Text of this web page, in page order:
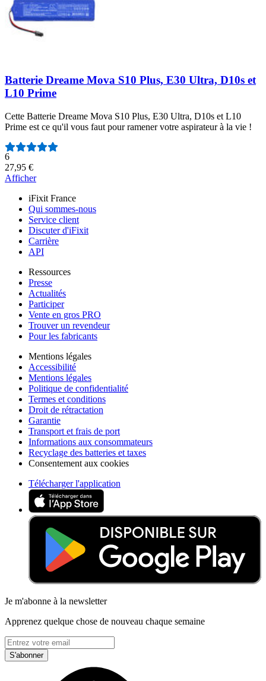
Batterie Dreame Mova S10 Plus, E30 Ultra, D10s et
L10 Prime
Cette Batterie Dreame Mova S10 Plus, E30 Ultra, D10s et L10
Prime est ce qu'il vous faut pour ramener votre aspirateur à la vie !
Nombre d'avis :
6
27,95 €
Afficher
iFixit France
Qui sommes-nous
Service client
Discuter d'iFixit
Carrière
API
Ressources
Presse
Actualités
Participer
Vente en gros PRO
Trouver un revendeur
Pour les fabricants
Mentions légales
Accessibilité
Mentions légales
Politique de confidentialité
Termes et conditions
Droit de rétractation
Garantie
Transport et frais de port
Informations aux consommateurs
Recyclage des batteries et taxes
Consentement aux cookies
Télécharger l'application
Je m'abonne à la newsletter
Apprenez quelque chose de nouveau chaque semaine
S'abonner